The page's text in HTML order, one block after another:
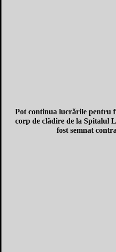
Pot continua lucrările pentru
corp de clădire de la Spitalul
fost semnat